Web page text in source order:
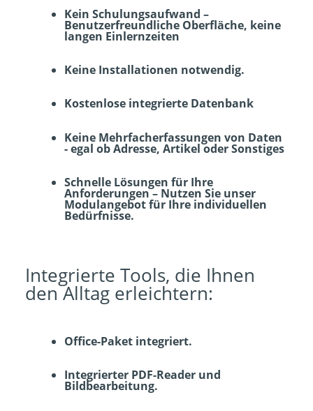
Kein Schulungsaufwand –
Benutzerfreundliche Oberfläche, keine
langen Einlernzeiten
Keine Installationen notwendig.
Kostenlose integrierte Datenbank
Keine Mehrfacherfassungen von Daten
- egal ob Adresse, Artikel oder Sonstiges
Schnelle Lösungen für Ihre
Anforderungen – Nutzen Sie unser
Modulangebot für Ihre individuellen
Bedürfnisse.
Integrierte Tools, die Ihnen
den Alltag erleichtern:
Office-Paket integriert.
Integrierter PDF-Reader und
Bildbearbeitung.